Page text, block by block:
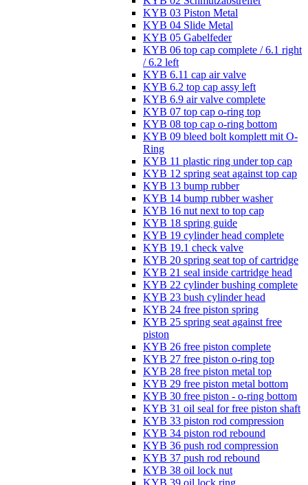
KYB 03 Piston Metal
KYB 04 Slide Metal
KYB 05 Gabelfeder
KYB 06 top cap complete / 6.1 right
/ 6.2 left
KYB 6.11 cap air valve
KYB 6.2 top cap assy left
KYB 6.9 air valve complete
KYB 07 top cap o-ring top
KYB 08 top cap o-ring bottom
KYB 09 bleed bolt komplett mit O-
Ring
KYB 11 plastic ring under top cap
KYB 12 spring seat against top cap
KYB 13 bump rubber
KYB 14 bump rubber washer
KYB 16 nut next to top cap
KYB 18 spring guide
KYB 19 cylinder head complete
KYB 19.1 check valve
KYB 20 spring seat top of cartridge
KYB 21 seal inside cartridge head
KYB 22 cylinder bushing complete
KYB 23 bush cylinder head
KYB 24 free piston spring
KYB 25 spring seat against free
piston
KYB 26 free piston complete
KYB 27 free piston o-ring top
KYB 28 free piston metal top
KYB 29 free piston metal bottom
KYB 30 free piston - o-ring bottom
KYB 31 oil seal for free piston shaft
KYB 33 piston rod compression
KYB 34 piston rod rebound
KYB 36 push rod compression
KYB 37 push rod rebound
KYB 38 oil lock nut
KYB 39 oil lock ring